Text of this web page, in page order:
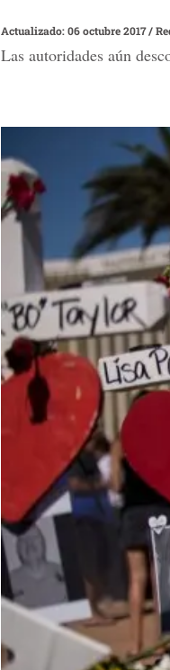
Actualizado: 06 octubre 2017/
Las autoridades aún